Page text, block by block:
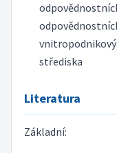
střediska
Literatura
Základní: